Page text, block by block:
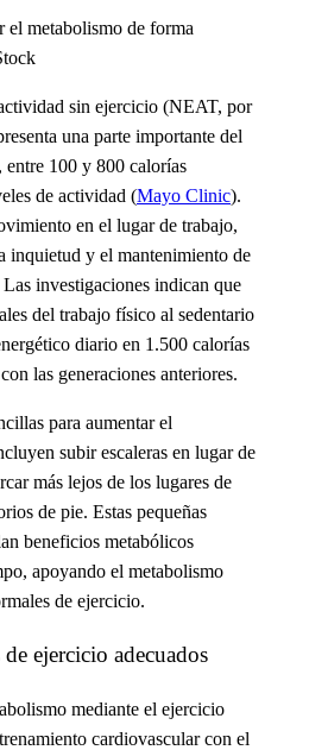
sin ejercicio (NEAT, por
una parte importante del
entre 100 y 800 calorías
de actividad (Mayo Clinic).
en el lugar de trabajo,
inquietud y el mantenimiento de
investigaciones indican que
del trabajo físico al sedentario
diario en 1.500 calorías
las generaciones anteriores.
para aumentar el
subir escaleras en lugar de
más lejos de los lugares de
de pie. Estas pequeñas
beneficios metabólicos
apoyando el metabolismo
de ejercicio.
ejercicio adecuados
mediante el ejercicio
cardiovascular con el